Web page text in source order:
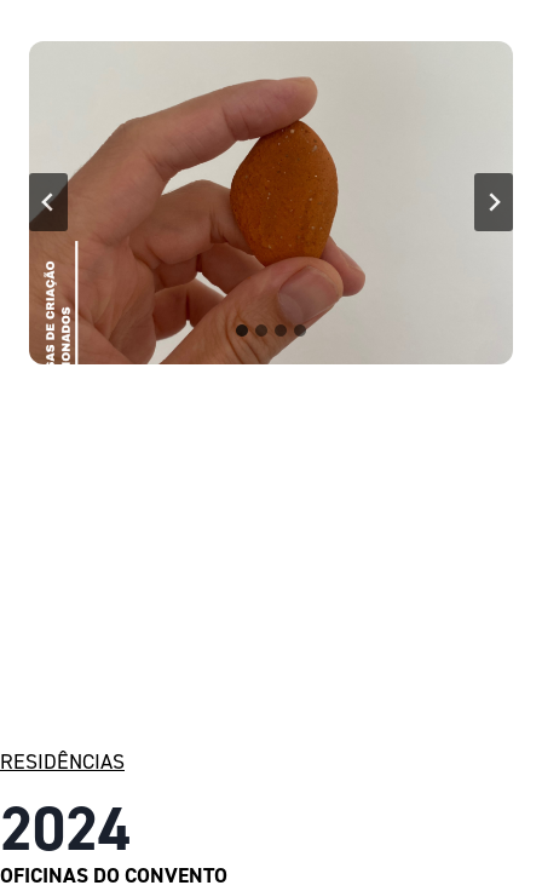
RESIDÊNCIAS
2024
OFICINAS DO CONVENTO